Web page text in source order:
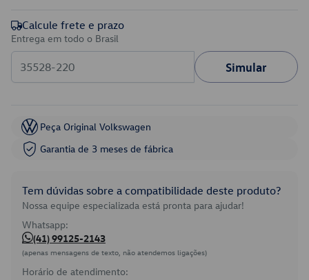
Calcule frete e prazo
Entrega em todo o Brasil
Simular
Peça Original Volkswagen
Garantia de 3 meses de fábrica
Tem dúvidas sobre a compatibilidade deste produto?
Nossa equipe especializada está pronta para ajudar!
Whatsapp:
(41) 99125-2143
(apenas mensagens de texto, não atendemos ligações)
Horário de atendimento: